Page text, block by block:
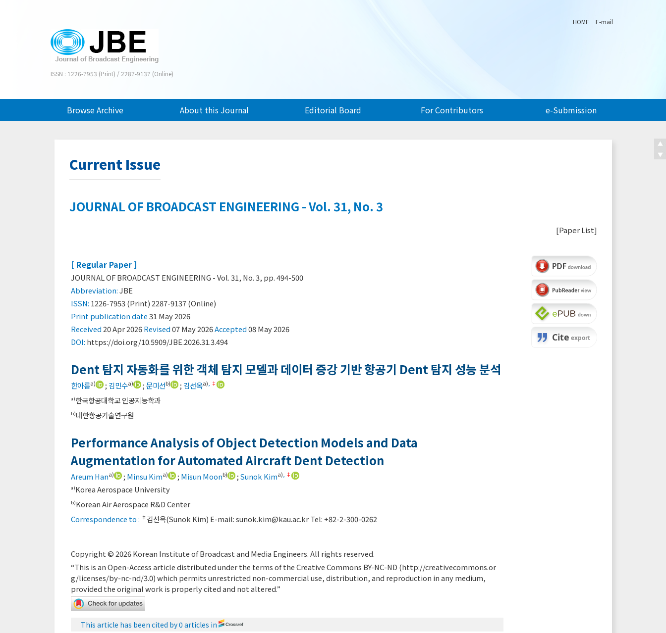
HOME E-mail
ISSN : 1226-7953 (Print) / 2287-9137 (Online)
Browse Archive About this Journal Editorial Board For Contributors e-Submission
Current Issue
JOURNAL OF BROADCAST ENGINEERING - Vol. 31, No. 3
[Paper List]
[ Regular Paper ]
JOURNAL OF BROADCAST ENGINEERING - Vol. 31, No. 3, pp. 494-500
Abbreviation:JBE
ISSN: 1226-7953 (Print) 2287-9137 (Online)
Print publication date31 May 2026
Received 20 Apr 2026Revised07 May 2026Accepted08 May 2026
DOI: https://doi.org/10.5909/JBE.2026.31.3.494
Dent 탐지 자동화를 위한 객체 탐지 모델과 데이터 증강 기반 항공기 Dent 탐지 성능 분석
한아름a) ; 김민수a) ;문미선b) ; 김선옥a) ‡
a)한국항공대학교 인공지능학과
b)대한항공기술연구원
Performance Analysis of Object Detection Models and Data
Augmentation for Automated Aircraft Dent Detection
Areum Hana) ; Minsu Kima) ; Misun Moonb) ;Sunok Kima) ‡
a)Korea Aerospace University
b)Korean Air Aerospace R&D Center
Correspondence to : ‡ 김선옥(Sunok Kim) E-mail:sunok.kim@kau.ac.krTel: +82-2-300-0262
Copyright © 2026 Korean Institute of Broadcast and Media Engineers. All rights reserved.
“This is an Open-Access article distributed under the terms of the Creative Commons BY-NC-ND (http://creativecommons.or
g/licenses/by-nc-nd/3.0) which permits unrestricted non-commercial use, distribution, and reproduction in any medium,
provided the original work is properly cited and not altered.”
This article has been cited by 0 articles in